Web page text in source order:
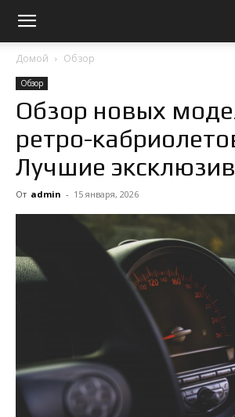
Домой Обзор
Обзор
Обзор новых
ретро-
Лучшие
От admin - 15 января, 2026